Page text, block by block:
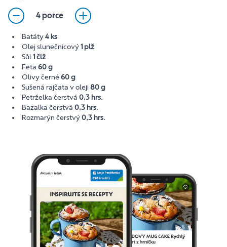
4 porce
Batáty4 ks
Olej slunečnicový1 plž
Sůl1 člž
Feta 60 g
Olivy černé60 g
Sušená rajčata v oleji 80 g
Petrželka čerstvá 0,3 hrs.
Bazalka čerstvá 0,3 hrs.
Rozmarýn čerstvý0,3 hrs.